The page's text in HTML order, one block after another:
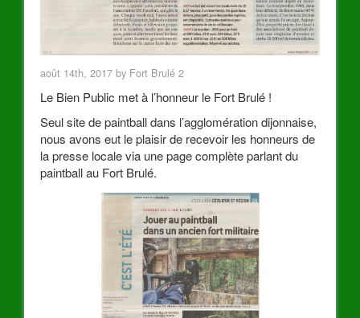
août 14th, 2017 by Fort Brulé 2
Le Bien Public met à l’honneur le Fort Brulé !
Seul site de paintball dans l’agglomération dijonnaise,
nous avons eut le plaisir de recevoir les honneurs de
la presse locale via une page complète parlant du
paintball au Fort Brulé.